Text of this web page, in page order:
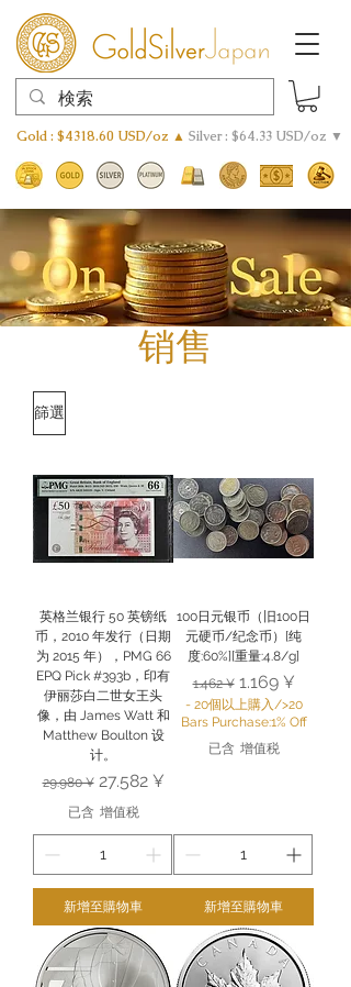
Gold : $4318.60 USD/oz ▲ Silver : $64.33 USD/oz ▼
销售
篩選
英格兰银行 50 英镑纸
币，2010 年发行（日期
为 2015 年），PMG 66
EPQ Pick #393b，印有
伊丽莎白二世女王头
像，由 James Watt 和
Matthew Boulton 设
计。
一般價格
29.980 ¥ 促銷價格
27.582 ¥
已含 增值税
新增至購物車
100日元银币（旧100日
元硬币/纪念币）[纯
度:60%][重量:4.8/g]
一般價格
1.462 ¥ 促銷價格
1.169 ¥
- 20個以上購入/>20
Bars Purchase:1% Off
已含 增值税
新增至購物車